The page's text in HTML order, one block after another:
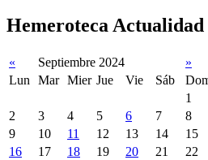
Hemeroteca
« Septiembre 2024
»
Lun
Mar Mier Jue Vie Sáb
1
2
3 4 5 6 7
8
9
10 11 12 13 14
15
16
17 18 19 20 21
22